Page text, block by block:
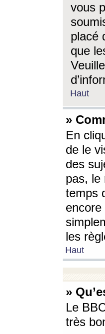
vous
placé
que
Haut
»
En
de le
des
pas, le
temps
les
Haut
»
Le
très